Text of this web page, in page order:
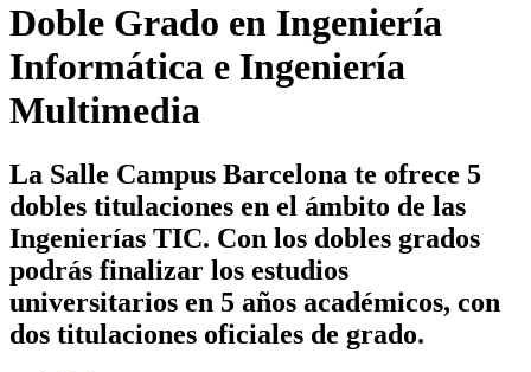
Doble Grado en Ingeniería
Informática e Ingeniería
Multimedia
La Salle Campus Barcelona te ofrece 5
dobles titulaciones en el ámbito de las
Ingenierías TIC. Con los dobles grados
podrás finalizar los estudios
universitarios en 5 años académicos, con
dos titulaciones oficiales de grado.